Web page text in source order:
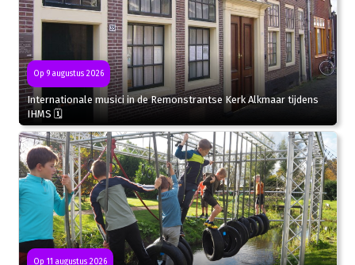
Op 9 augustus 2026
Internationale musici in de Remonstrantse Kerk Alkmaar tijdens
IHMS 🗓
Op 11 augustus 2026